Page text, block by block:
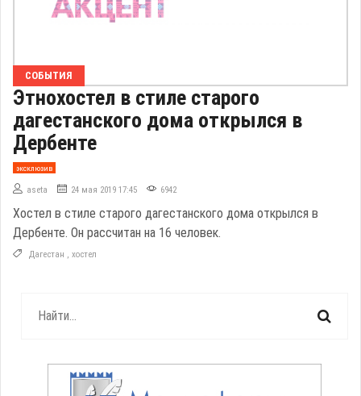
СОБЫТИЯ
Этнохостел в стиле старого
дагестанского дома открылся в
Дербенте
эксклюзив
aseta 24 мая 2019 17:45 6942
Хостел в стиле старого дагестанского дома открылся в
Дербенте. Он рассчитан на 16 человек.
Дагестан , хостел